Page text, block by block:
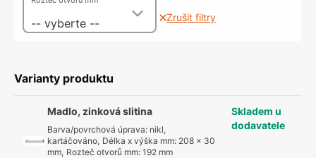
-- vyberte -- Zrušit filtry
Varianty produktu
Madlo, zinková slitina
Barva/povrchová úprava: nikl,
kartáčováno, Délka x výška mm: 208 x 30
mm, Rozteč otvorů mm:192 mm
Skladem u
dodavatele